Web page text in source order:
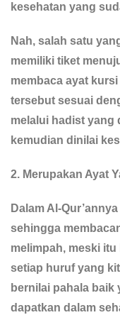
kesehatan yang
Nah, salah satu
memiliki tiket
membaca ayat
tersebut sesuai
melalui hadist yang
kemudian dinilai
2. Merupakan Ayat
Dalam Al-
sehingga
melimpah, meski
setiap huruf yang
bernilai pahala
dapatkan dalam